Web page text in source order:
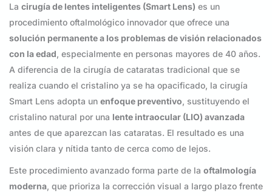
La cirugía de lentes inteligentes (Smart Lens) es un
procedimiento oftalmológico innovador que ofrece una
solución permanente a los problemas de visión relacionados
con la edad, especialmente en personas mayores de 40 años.
A diferencia de la cirugía de cataratas tradicional que se
realiza cuando el cristalino ya se ha opacificado, la cirugía
Smart Lens adopta un enfoque preventivo, sustituyendo el
cristalino natural por una lente intraocular (LIO) avanzada
antes de que aparezcan las cataratas. El resultado es una
visión clara y nítida tanto de cerca como de lejos.
Este procedimiento avanzado forma parte de la oftalmología
moderna, que prioriza la corrección visual a largo plazo frente